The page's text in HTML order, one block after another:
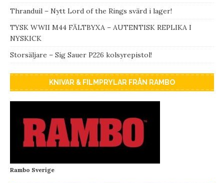
Thranduil – Nytt Lord of the Rings svärd i lager!
TYSK WWII M44 FÄLTBYXA – AUTENTISK REPLIKA I
NYSKICK
Storsäljare – Sig Sauer P226 kolsyrepistol!
KNIVAR & FILMPRYLAR FRÅN RAMBO
Rambo Sverige